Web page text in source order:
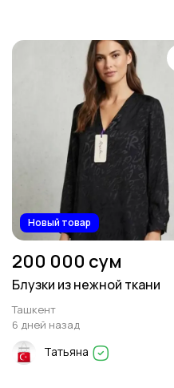
Другое7
Новый товар
200 000 сум
Блузки из нежной ткани
Ташкент
6 дней назад
Татьяна